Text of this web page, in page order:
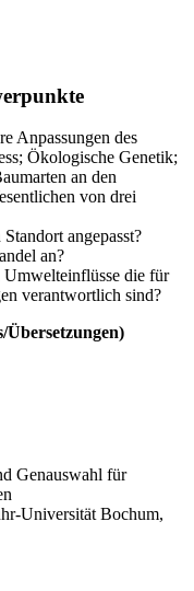
Anpassungen des
Ökologische Genetik;
an den
von drei
angepasst?
an?
Umwelteinflüsse die für
verantwortlich sind?
Übersetzungen)
Genauswahl für
Universität Bochum,